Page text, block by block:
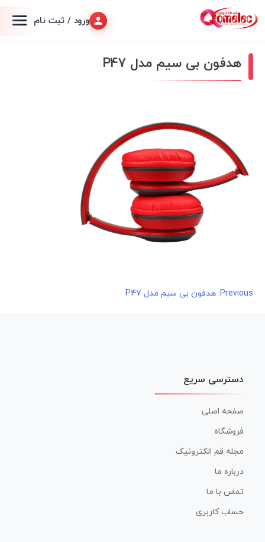
ورود / ثبت نام
هدفون بی سیم مدل P47
راهبری
Previous: هدفون بی سیم مدل P47
دسترسی سریع
صفحه اصلی
فروشگاه
مجله قم الکترونیک
درباره ما
تماس با ما
حساب کاربری